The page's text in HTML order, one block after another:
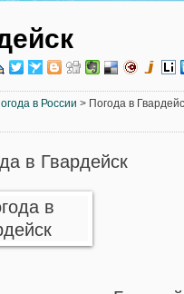
в России > Погода в
в Гвардейск